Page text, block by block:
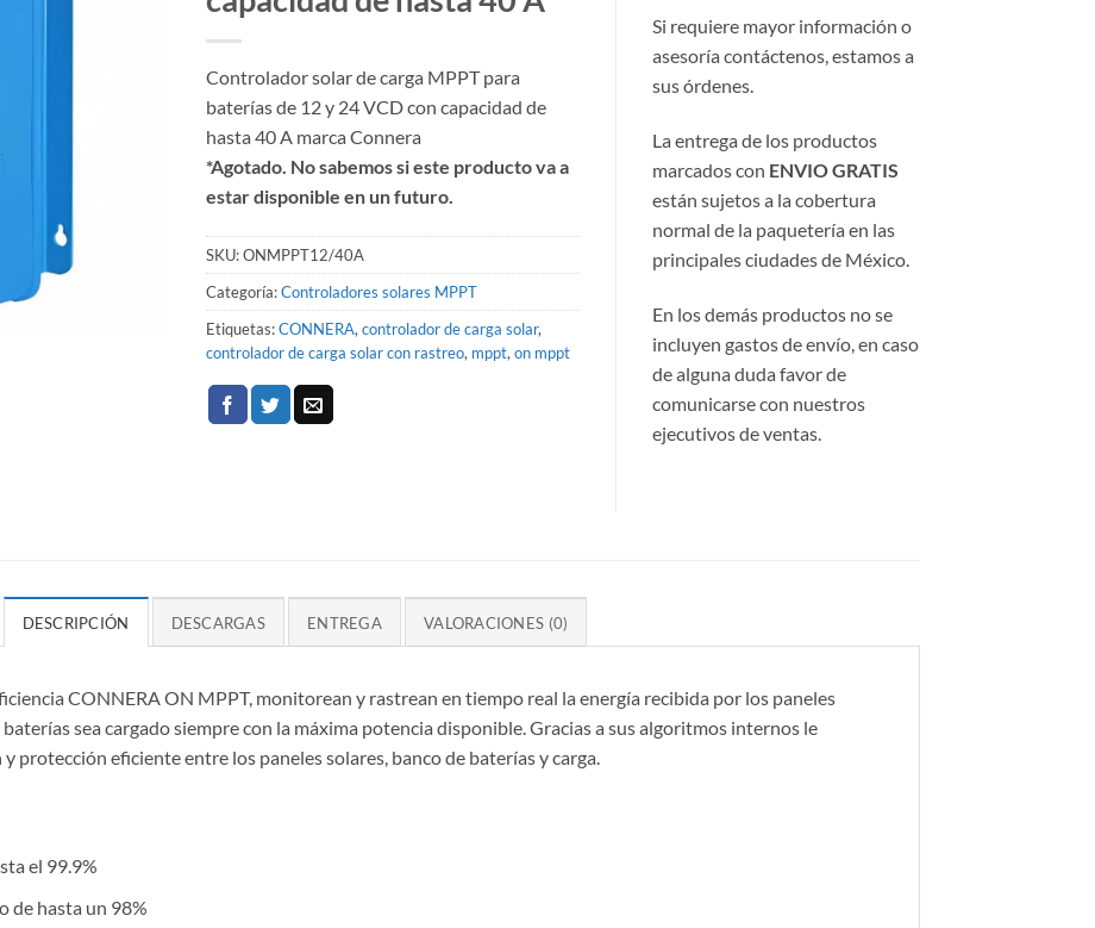
Controlador solar de carga MPPT para
baterías de 12 y 24 VCD con capacidad de
hasta 40 A marca Connera
*Agotado. No sabemos si este producto va a
estar disponible en un futuro.
SKU:ONMPPT12/40A
Categoría:Controladores solares MPPT
Etiquetas:CONNERA, controlador de carga solar,
controlador de carga solar con rastreo, mppt, on mppt
Si requiere mayor información o
asesoría contáctenos, estamos a
sus órdenes.
La entrega de los productos
marcados con ENVIO GRATIS
están sujetos a la cobertura
normal de la paquetería en las
principales ciudades de México.
En los demás productos no se
incluyen gastos de envío, en caso
de alguna duda favor de
comunicarse con nuestros
ejecutivos de ventas.
DESCRIPCIÓN DESCARGAS ENTREGA VALORACIONES (0)
CONNERA ON MPPT, monitorean y rastrean en tiempo real la energía recibida por los paneles
sea cargado siempre con la máxima potencia disponible. Gracias a sus algoritmos internos le
protección eficiente entre los paneles solares, banco de baterías y carga.
el 99.9%
de hasta un 98%